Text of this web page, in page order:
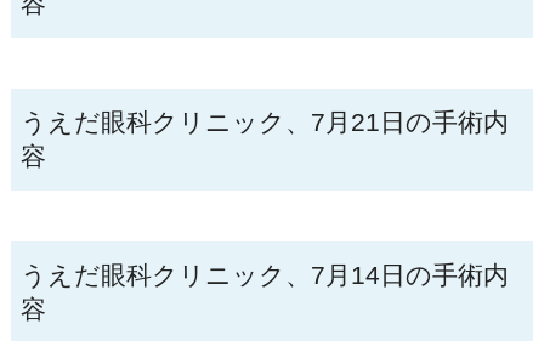
うえだ眼科クリニック、7月21日の手術内
容
うえだ眼科クリニック、7月14日の手術内
容